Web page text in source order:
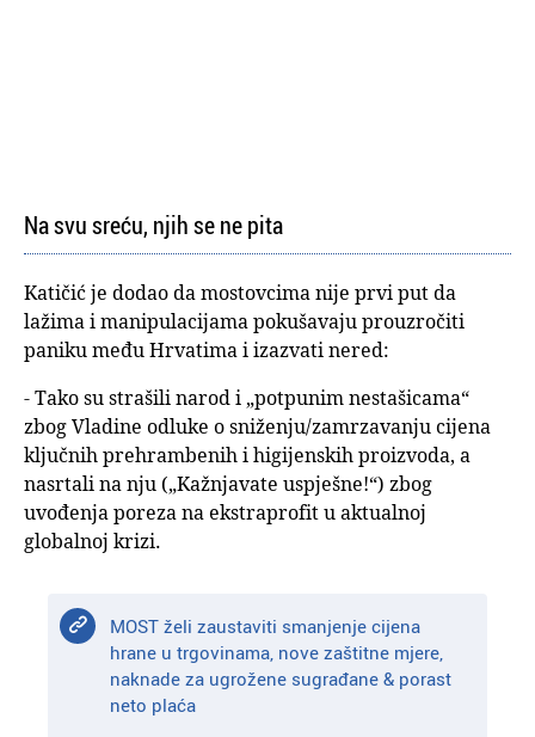
Na svu sreću, njih se ne pita
Katičić je dodao da mostovcima nije prvi put da
lažima i manipulacijama pokušavaju prouzročiti
paniku među Hrvatima i izazvati nered:
- Tako su strašili narod i „potpunim nestašicama“
zbog Vladine odluke o sniženju/zamrzavanju cijena
ključnih prehrambenih i higijenskih proizvoda, a
nasrtali na nju („Kažnjavate uspješne!“) zbog
uvođenja poreza na ekstraprofit u aktualnoj
globalnoj krizi.
MOST želi zaustaviti smanjenje cijena
hrane u trgovinama, nove zaštitne mjere,
naknade za ugrožene sugrađane & porast
neto plaća